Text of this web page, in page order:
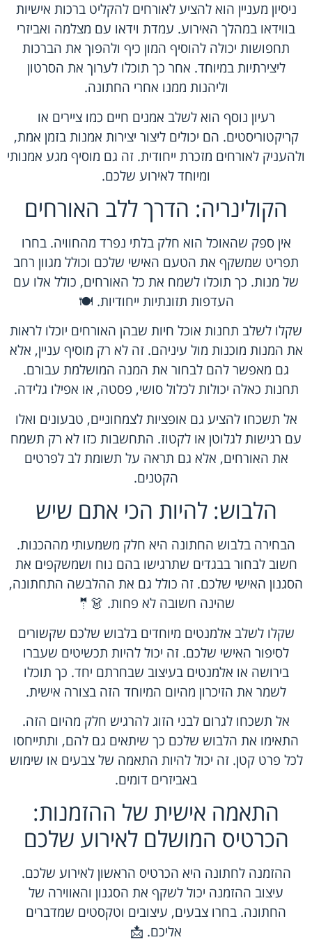
ניסיון מעניין הוא להציע לאורחים להקליט ברכות אישיות
בווידאו במהלך האירוע. עמדת וידאו עם מצלמה ואביזרי
תחפושות יכולה להוסיף המון כיף ולהפוך את הברכות
ליצירתיות במיוחד. אחר כך תוכלו לערוך את הסרטון
וליהנות ממנו אחרי החתונה.
רעיון נוסף הוא לשלב אמנים חיים כמו ציירים או
קריקטוריסטים. הם יכולים ליצור יצירות אמנות בזמן אמת,
ולהעניק לאורחים מזכרת ייחודית. זה גם מוסיף מגע אמנותי
ומיוחד לאירוע שלכם.
הקולינריה: הדרך ללב האורחים
אין ספק שהאוכל הוא חלק בלתי נפרד מהחוויה. בחרו
תפריט שמשקף את הטעם האישי שלכם וכולל מגוון רחב
של מנות. כך תוכלו לשמח את כל האורחים, כולל אלו עם
העדפות תזונתיות ייחודיות. 🍽️
שקלו לשלב תחנות אוכל חיות שבהן האורחים יוכלו לראות
את המנות מוכנות מול עיניהם. זה לא רק מוסיף עניין, אלא
גם מאפשר להם לבחור את המנה המושלמת עבורם.
תחנות כאלה יכולות לכלול סושי, פסטה, או אפילו גלידה.
אל תשכחו להציע גם אופציות לצמחוניים, טבעונים ואלו
עם רגישות לגלוטן או לקטוז. התחשבות כזו לא רק תשמח
את האורחים, אלא גם תראה על תשומת לב לפרטים
הקטנים.
הלבוש: להיות הכי אתם שיש
הבחירה בלבוש החתונה היא חלק משמעותי מההכנות.
חשוב לבחור בבגדים שתרגישו בהם נוח ושמשקפים את
הסגנון האישי שלכם. זה כולל גם את ההלבשה התחתונה,
שהינה חשובה לא פחות. 👗🤵
שקלו לשלב אלמנטים מיוחדים בלבוש שלכם שקשורים
לסיפור האישי שלכם. זה יכול להיות תכשיטים שעברו
בירושה או אלמנטים בעיצוב שבחרתם יחד. כך תוכלו
לשמר את הזיכרון מהיום המיוחד הזה בצורה אישית.
אל תשכחו לגרום לבני הזוג להרגיש חלק מהיום הזה.
התאימו את הלבוש שלכם כך שיתאים גם להם, ותתייחסו
לכל פרט קטן. זה יכול להיות התאמה של צבעים או שימוש
באביזרים דומים.
התאמה אישית של ההזמנות:
הכרטיס המושלם לאירוע שלכם
ההזמנה לחתונה היא הכרטיס הראשון לאירוע שלכם.
עיצוב ההזמנה יכול לשקף את הסגנון והאווירה של
החתונה. בחרו צבעים, עיצובים וטקסטים שמדברים
אליכם. 📩